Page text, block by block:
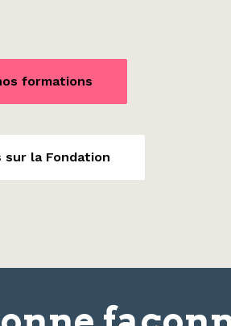
formations
sur la Fondation